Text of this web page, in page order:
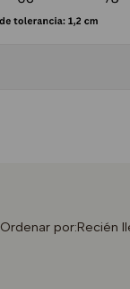
Ordenar por:Recién